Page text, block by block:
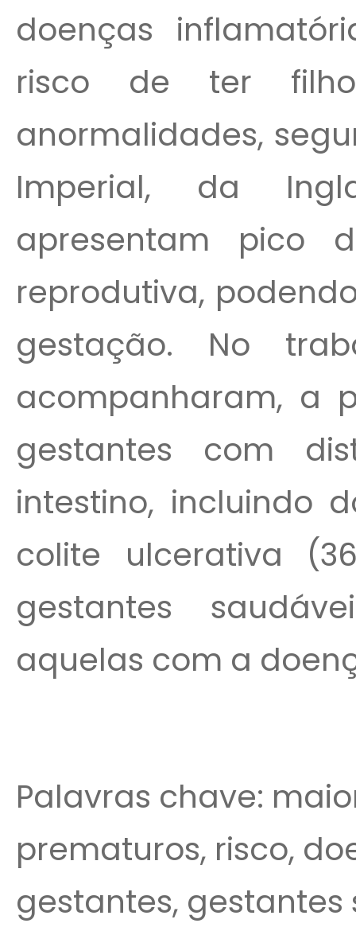
doenças
risco de ter
anormalidades,
Imperial, da
apresentam pico
reprodutiva,
gestação. No
acompanharam, a
gestantes com
intestino, incluindo
colite ulcerativa
gestantes
aquelas com a
Palavras chave:
prematuros, risco,
gestantes,